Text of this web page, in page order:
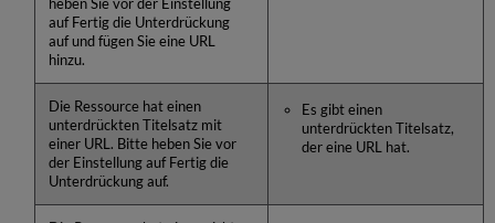
heben Sie vor der Einstellung
auf Fertig die Unterdrückung
auf und fügen Sie eine URL
hinzu.
Die Ressource hat einen
unterdrückten Titelsatz mit
einer URL. Bitte heben Sie vor
der Einstellung auf Fertig die
Unterdrückung auf.
Es gibt einen
unterdrückten Titelsatz,
der eine URL hat.